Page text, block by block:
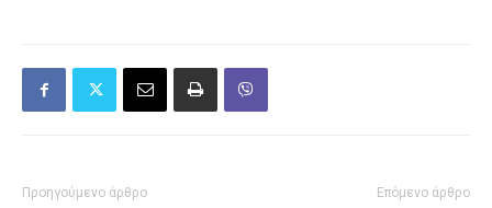
Προηγούμενο άρθρο Επόμενο άρθρο